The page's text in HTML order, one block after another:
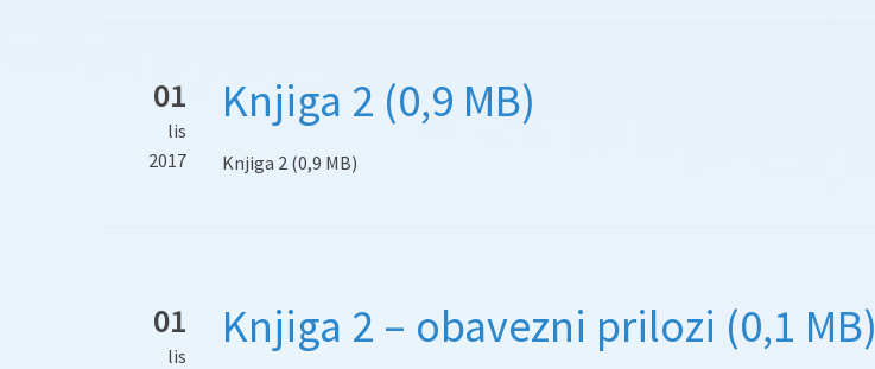
01
lis
2017
Knjiga 2 (0,9 MB)
Knjiga 2 (0,9 MB)
01
lis
Knjiga 2 – obavezni prilozi (0,1 MB)